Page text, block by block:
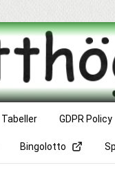
Tabeller GDPR Policy
Bingolotto